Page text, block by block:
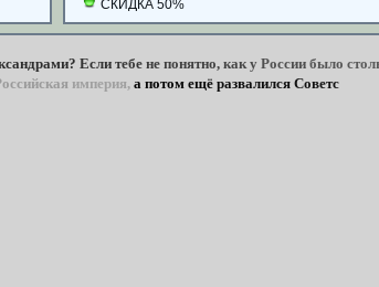
СКИДКА 50%
Если тебе не понятно, каку России было
империя, а потом ещё развалился Советский